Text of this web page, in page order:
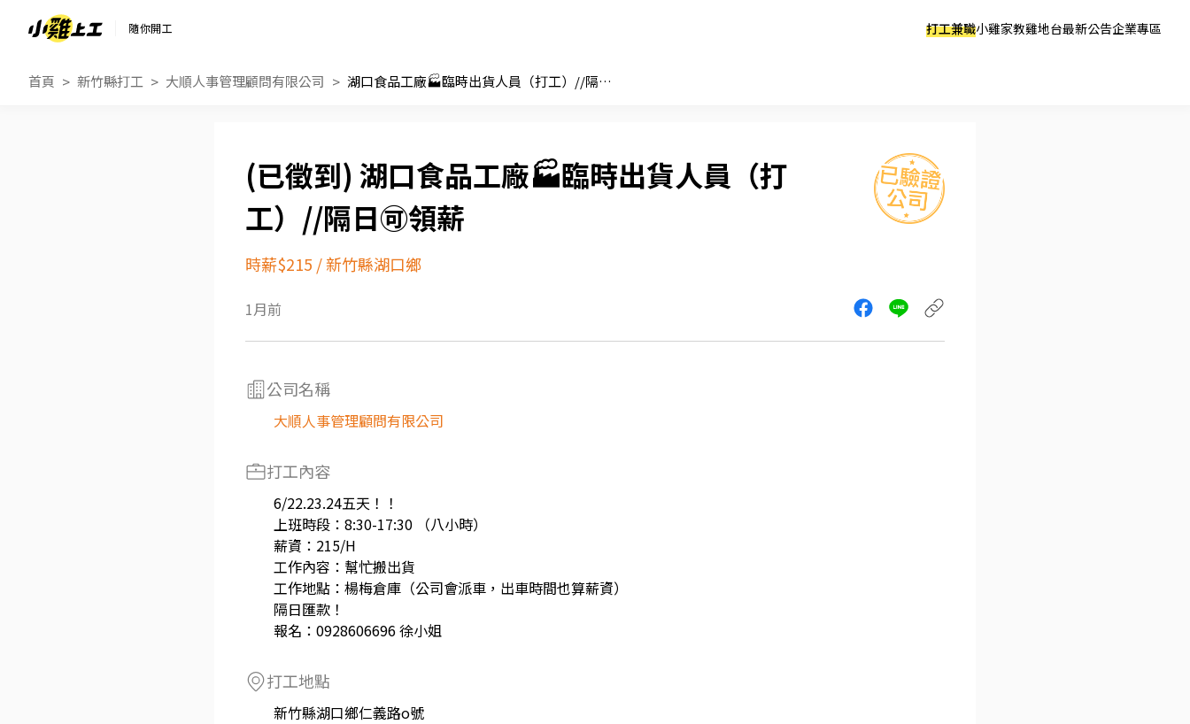
隨你開工 打工兼職小雞家教雞地台最新公告企業專區
首頁 新竹縣打工 大順人事管理顧問有限公司 湖口食品工廠🏭臨時出貨人員（打工）//隔日🉑領薪
湖口食品工廠🏭臨時出貨人員（打
工）//隔日🉑領薪
時薪$215 /新竹縣湖口鄉
1月前
公司名稱
大順人事管理顧問有限公司
打工內容
6/22.23.24五天！！
上班時段：8:30-17:30 （八小時）
薪資：215/H
工作內容：幫忙搬出貨
工作地點：楊梅倉庫（公司會派車，出車時間也算薪資）
隔日匯款！
報名：0928606696 徐小姐
打工地點
新竹縣湖口鄉仁義路o號